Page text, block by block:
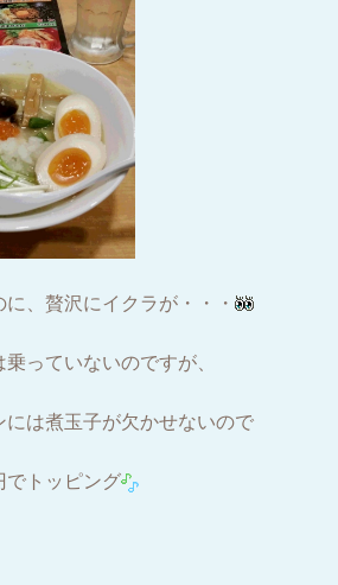
、贅沢にイクラが・・・
っていないのですが、
には煮玉子が欠かせないので
でトッピング